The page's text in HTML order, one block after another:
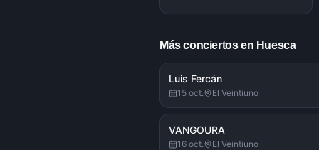
Más conciertos en Huesca
Luis Fercán
15 oct. El Veintiuno
VANGOURA
16 oct. El Veintiuno